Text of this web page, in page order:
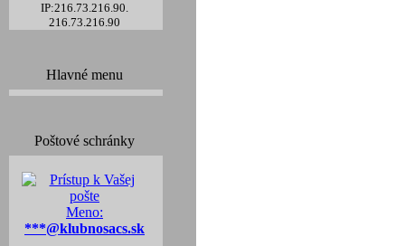
IP:216.73.216.90.
216.73.216.90
Hlavné menu
Poštové schránky
Meno:
***@klubnosacs.sk